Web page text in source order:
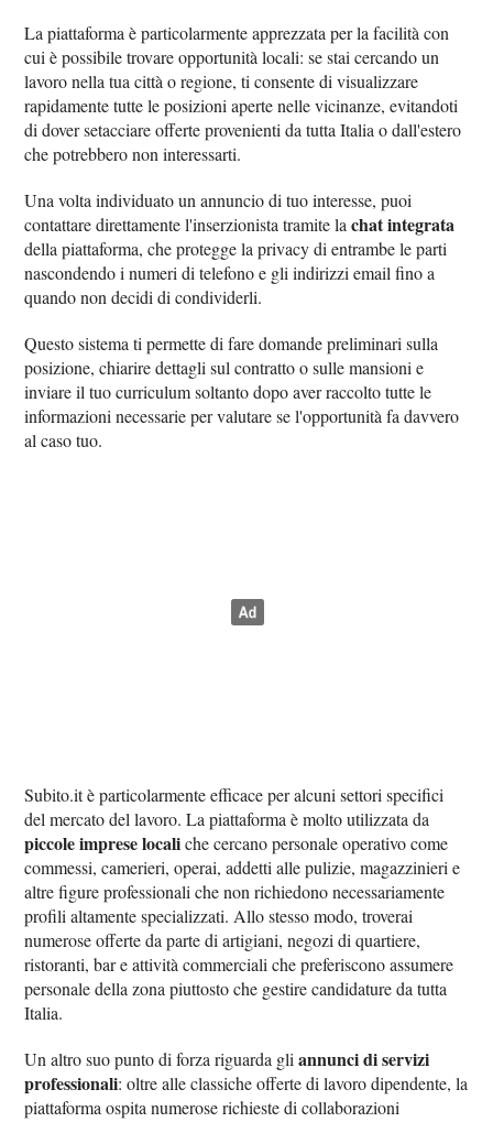
La piattaforma è particolarmente apprezzata per la facilità con
cui è possibile trovare opportunità locali: se stai cercando un
lavoro nella tua città o regione, ti consente di visualizzare
rapidamente tutte le posizioni aperte nelle vicinanze, evitandoti
di dover setacciare offerte provenienti da tutta Italia o dall'estero
che potrebbero non interessarti.
Una volta individuato un annuncio di tuo interesse, puoi
contattare direttamente l'inserzionista tramite lachat integrata
della piattaforma, che protegge la privacy di entrambe le parti
nascondendo i numeri di telefono e gli indirizzi email fino a
quando non decidi di condividerli.
Questo sistema ti permette di fare domande preliminari sulla
posizione, chiarire dettagli sul contratto o sulle mansioni e
inviare il tuo curriculum soltanto dopo aver raccolto tutte le
informazioni necessarie per valutare se l'opportunità fa davvero
al caso tuo.
Subito.it è particolarmente efficace per alcuni settori specifici
del mercato del lavoro. La piattaforma è molto utilizzata da
piccole imprese localiche cercano personale operativo come
commessi, camerieri, operai, addetti alle pulizie, magazzinieri e
altre figure professionali che non richiedono necessariamente
profili altamente specializzati. Allo stesso modo, troverai
numerose offerte da parte di artigiani, negozi di quartiere,
ristoranti, bar e attività commerciali che preferiscono assumere
personale della zona piuttosto che gestire candidature da tutta
Italia.
Un altro suo punto di forza riguarda gliannunci di servizi
professionali: oltre alle classiche offerte di lavoro dipendente, la
piattaforma ospita numerose richieste di collaborazioni